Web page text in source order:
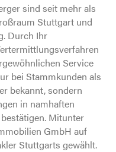
sind seit mehr als
Stuttgart und
Durch Ihr
Service
bei Stammkunden als
bekannt, sondern
in namhaften
Mitunter
GmbH auf
Stuttgarts gewählt.